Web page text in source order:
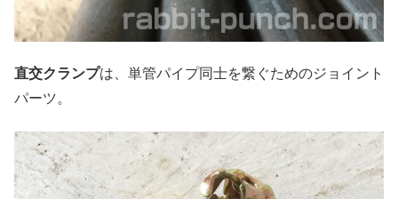
直交クランプは、単管パイプ同士を繋ぐためのジョイント
パーツ。